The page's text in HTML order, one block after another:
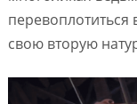
перевоплотиться
свою вторую